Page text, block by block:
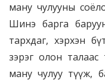
ману чулууны
Шинэ барга
тархдаг, хэрхэн
зэрэг олон
ману чулуу түүж,